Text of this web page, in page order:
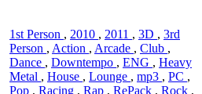
1st Person , 2010 , 2011 , 3D , 3rd
Person , Action , Arcade , Club ,
Dance , Downtempo , ENG , Heavy
Metal , House , Lounge , mp3 , PC ,
Pop , Racing , Rap , RePack , Rock ,